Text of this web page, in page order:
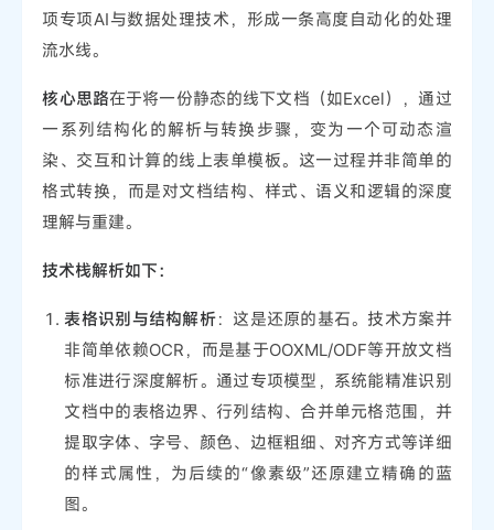
项专项AI与数据处理技术，形成一条高度自动化的处理
流水线。
核心思路在于将一份静态的线下文档（如Excel），通过
一系列结构化的解析与转换步骤，变为一个可动态渲
染、交互和计算的线上表单模板。这一过程并非简单的
格式转换，而是对文档结构、样式、语义和逻辑的深度
理解与重建。
技术栈解析如下：
表格识别与结构解析：这是还原的基石。技术方案并
非简单依赖OCR，而是基于OOXML/ODF等开放文档
标准进行深度解析。通过专项模型，系统能精准识别
文档中的表格边界、行列结构、合并单元格范围，并
提取字体、字号、颜色、边框粗细、对齐方式等详细
的样式属性，为后续的“像素级”还原建立精确的蓝
图。